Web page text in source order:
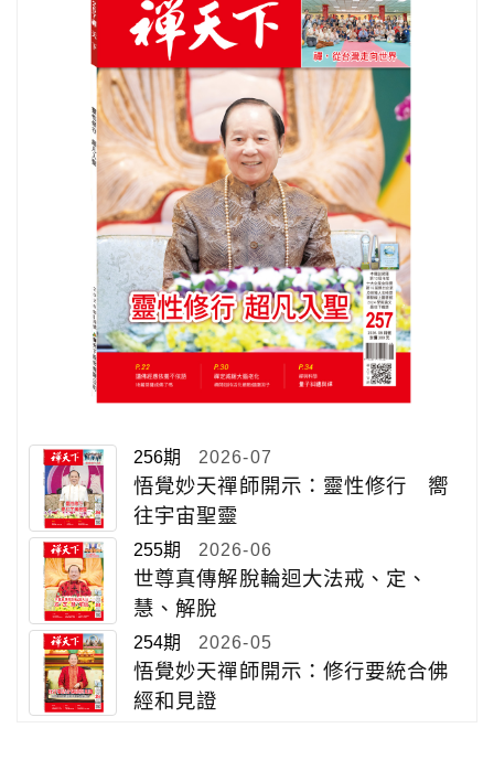
256期 2026-07
悟覺妙天禪師開示：靈性修行 嚮
往宇宙聖靈
255期 2026-06
世尊真傳解脫輪迴大法戒、定、
慧、解脫
254期 2026-05
悟覺妙天禪師開示：修行要統合佛
經和見證